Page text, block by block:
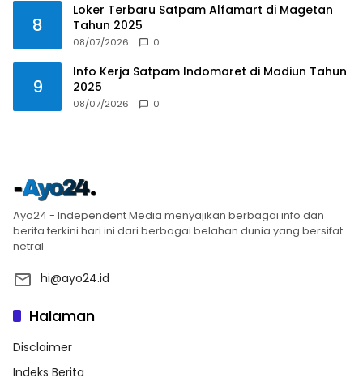
8
Loker Terbaru Satpam Alfamart di Magetan
Tahun 2025
08/07/2026 0
9
Info Kerja Satpam Indomaret di Madiun Tahun
2025
08/07/2026 0
Ayo24 - Independent Media menyajikan berbagai info dan
berita terkini hari ini dari berbagai belahan dunia yang bersifat
netral
hi@ayo24.id
Halaman
Disclaimer
Indeks Berita